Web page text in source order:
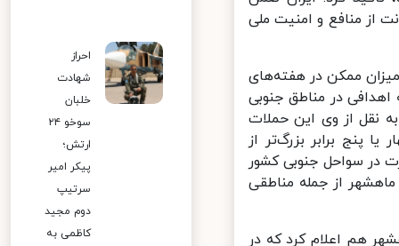
منافع و امنیت ملی
ممکن در هفته‌های
در مناطق جنوبی
نقل از وی این حملات
برابر بزرگ‌تر از
سواحل جنوبی کشور
از جمله مناطقی
هم اعلام کرد که در
احراز
شهادت
خلبان
سوخو ۲۴
ارتش؛
پیکر امیر
سرتیپ
دوم مجید
کاظمی به